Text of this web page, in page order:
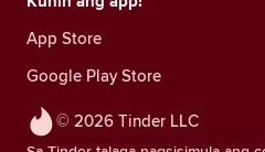
© 2026 Tinder LLC
App Store
Google Play Store